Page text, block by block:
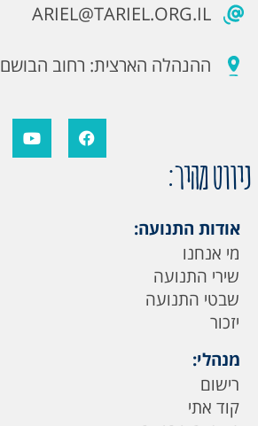
ARIEL@TARIEL.ORG.IL
ההנהלה הארצית: רחוב הבושם 11, גילה ירושלים
ניווט מהיר:
אודות התנועה:
מי אנחנו
שירי התנועה
שבטי התנועה
יזכור
מנהלי:
רישום
קוד אתי